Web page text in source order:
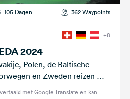
105 Dagen 362 Waypoints
+8
2024
Polen, de Baltische
en Zweden reizen we
Tijdens de voorbereiding
met Google Translate en kan